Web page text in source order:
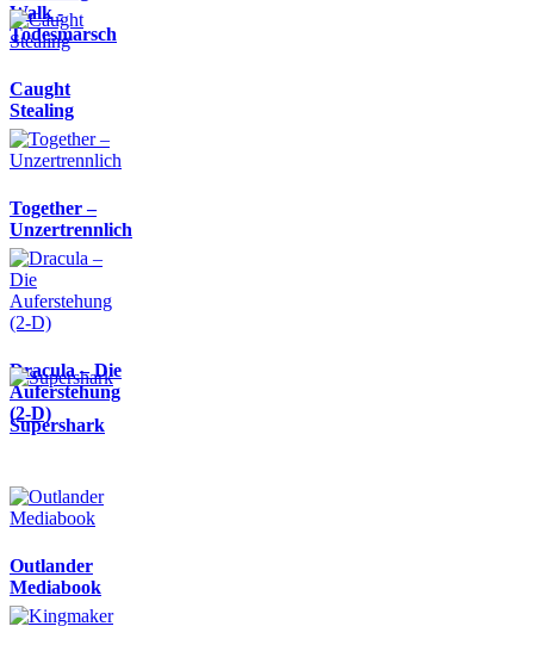
Walk -
Todesmarsch
Caught
Stealing
Together –
Unzertrennlich
Dracula – Die
Auferstehung
(2-D)
Supershark
Outlander
Mediabook